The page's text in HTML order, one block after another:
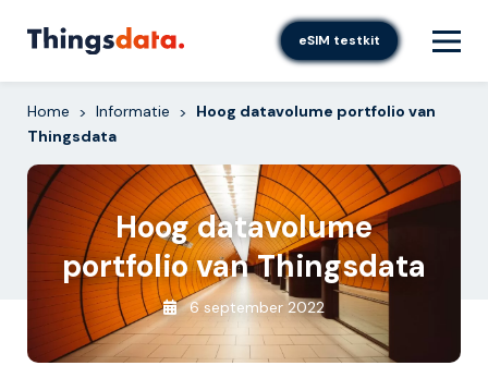
eSIM testkit
Home > Informatie >
Hoog datavolume portfolio van
Thingsdata
Hoog datavolume
portfolio van Thingsdata
6 september 2022